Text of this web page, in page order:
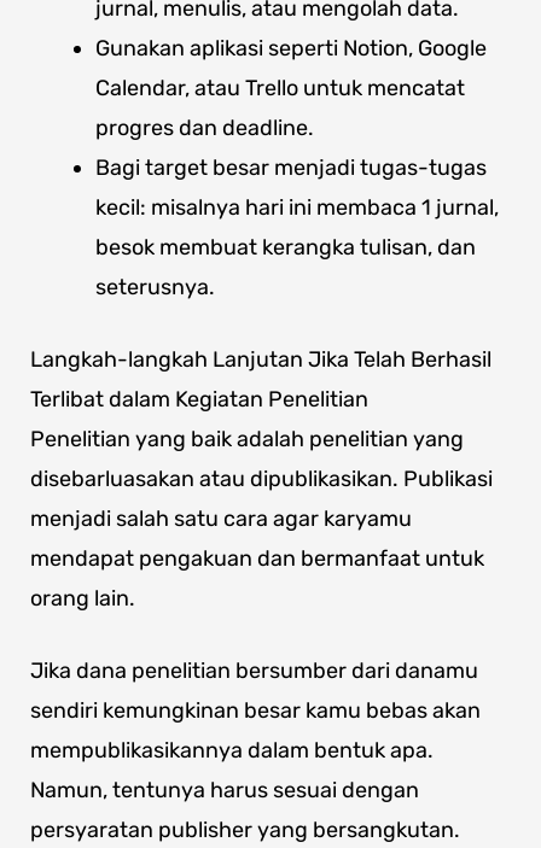
jurnal, menulis, atau mengolah data.
Gunakan aplikasi seperti Notion, Google
Calendar, atau Trello untuk mencatat
progres dan deadline.
Bagi target besar menjadi tugas-tugas
kecil: misalnya hari ini membaca 1 jurnal,
besok membuat kerangka tulisan, dan
seterusnya.
Langkah-langkah Lanjutan Jika Telah Berhasil
Terlibat dalam Kegiatan Penelitian
Penelitian yang baik adalah penelitian yang
disebarluasakan atau dipublikasikan. Publikasi
menjadi salah satu cara agar karyamu
mendapat pengakuan dan bermanfaat untuk
orang lain.
Jika dana penelitian bersumber dari danamu
sendiri kemungkinan besar kamu bebas akan
mempublikasikannya dalam bentuk apa.
Namun, tentunya harus sesuai dengan
persyaratan publisher yang bersangkutan.